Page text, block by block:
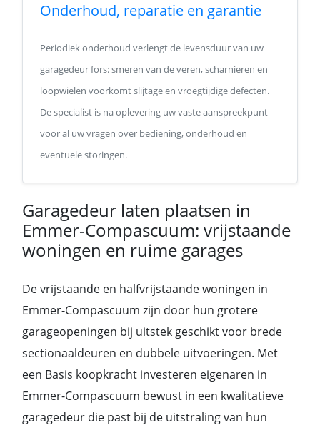
Onderhoud, reparatie en garantie
Periodiek onderhoud verlengt de levensduur van uw
garagedeur fors: smeren van de veren, scharnieren en
loopwielen voorkomt slijtage en vroegtijdige defecten.
De specialist is na oplevering uw vaste aanspreekpunt
voor al uw vragen over bediening, onderhoud en
eventuele storingen.
Garagedeur laten plaatsen in
Emmer-Compascuum: vrijstaande
woningen en ruime garages
De vrijstaande en halfvrijstaande woningen in
Emmer-Compascuum zijn door hun grotere
garageopeningen bij uitstek geschikt voor brede
sectionaaldeuren en dubbele uitvoeringen. Met
een Basis koopkracht investeren eigenaren in
Emmer-Compascuum bewust in een kwalitatieve
garagedeur die past bij de uitstraling van hun